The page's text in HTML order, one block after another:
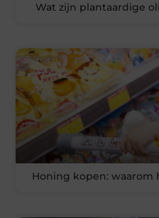
Wat zijn plantaardige
Honing kopen: waarom